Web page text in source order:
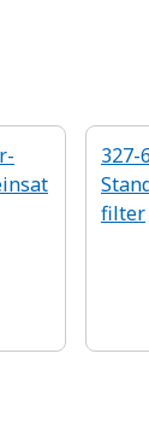
327-
filter